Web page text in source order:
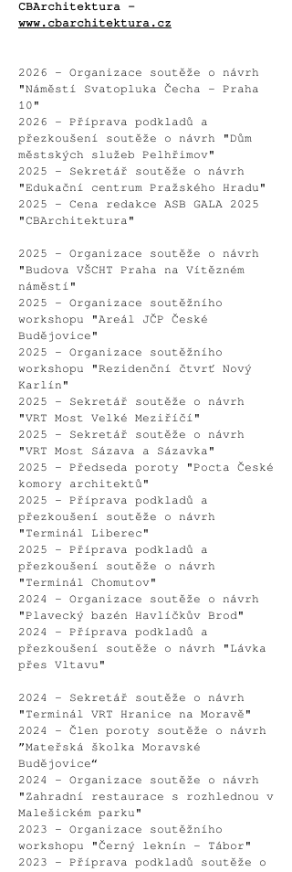
CBArchitektura -
www.cbarchitektura.cz
2026 - Organizace soutěže o návrh
"Náměstí Svatopluka Čecha - Praha
10"
2026 - Příprava podkladů a
přezkoušení soutěže o návrh "Dům
městských služeb Pelhřimov"
2025 - Sekretář soutěže o návrh
"Edukační centrum Pražského Hradu"
2025 - Cena redakce ASB GALA 2025
"CBArchitektura"
2025 - Organizace soutěže o návrh
"Budova VŠCHT Praha na Vítězném
náměstí"
2025 - Organizace soutěžního
workshopu "Areál JČP České
Budějovice"
2025 - Organizace soutěžního
workshopu "Rezidenční čtvrť Nový
Karlín"
2025 - Sekretář soutěže o návrh
"VRT Most Velké Meziříčí"
2025 - Sekretář soutěže o návrh
"VRT Most Sázava a Sázavka"
2025 - Předseda poroty "Pocta České
komory architektů"
2025 - Příprava podkladů a
přezkoušení soutěže o návrh
"Terminál Liberec "
2025 - Příprava podkladů a
přezkoušení soutěže o návrh
"Terminál Chomutov"
2024 - Organizace soutěže o návrh
"Plavecký bazén Havlíčkův Brod"
2024 - Příprava podkladů a
přezkoušení soutěže o návrh "Lávka
přes Vltavu"
2024 - Sekretář soutěže o návrh
"Terminál VRT Hranice na Moravě"
2024 - Člen poroty soutěže o návrh
”Mateřská školka Moravské
Budějovice“
2024 - Organizace soutěže o návrh
"Zahradní restaurace s rozhlednou v
Malešickém parku"
2023 - Organizace soutěžního
workshopu "Černý leknín - Tábor"
2023 - Příprava podkladů soutěže o